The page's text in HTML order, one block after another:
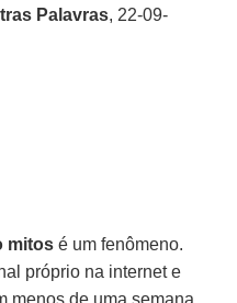
Palavras, 22-09-
mitos é um fenômeno.
próprio na internet e
menos de uma semana